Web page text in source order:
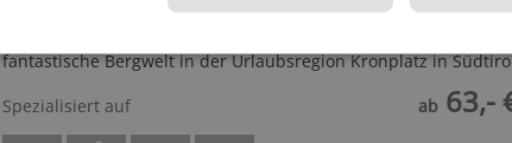
fantastische Bergwelt in der Urlaubsregion Kronplatz in
Spezialisiert auf
ab63,-